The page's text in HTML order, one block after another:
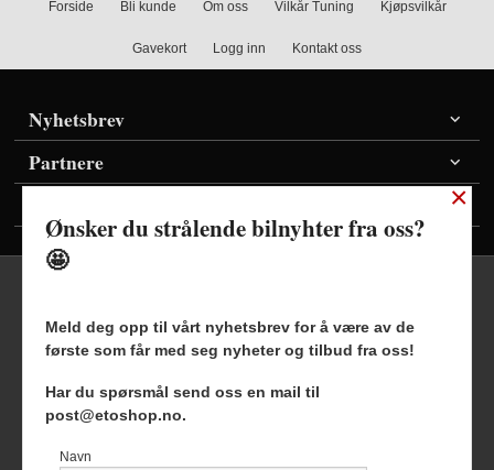
Forside Bli kunde Om oss Vilkår Tuning Kjøpsvilkår
Gavekort Logg inn Kontakt oss
Nyhetsbrev
Partnere
Frakt Kjøpsbetingelser Sikkerhet og personvern
Nyhetsbrev Blogg
×
Ønsker du strålende bilnyhter fra oss?
🤩
Meld deg opp til vårt nyhetsbrev for å være av de
første som får med seg nyheter og tilbud fra oss!
Har du spørsmål send oss en mail til
post@etoshop.no.
Navn